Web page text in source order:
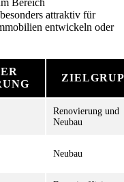
Bereich
attraktiv für
entwickeln oder
Renovierung und
Neubau
Neubau